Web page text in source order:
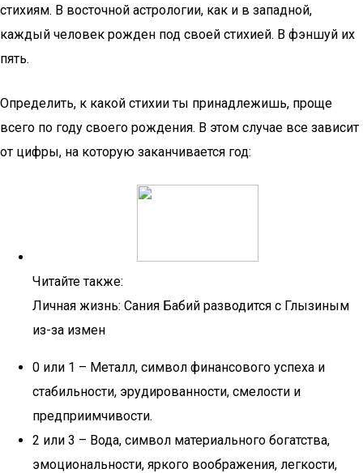
стихиям. В восточной астрологии, как и в западной,
каждый человек рожден под своей стихией. В фэншуй их
пять.
Определить, к какой стихии ты принадлежишь, проще
всего по году своего рождения. В этом случае все зависит
от цифры, на которую заканчивается год:
Читайте также:
Личная жизнь: Сания Бабий разводится с Глызиным
из-за измен
0 или 1 – Металл, символ финансового успеха и
стабильности, эрудированности, смелости и
предприимчивости.
2 или 3 – Вода, символ материального богатства,
эмоциональности, яркого воображения, легкости,